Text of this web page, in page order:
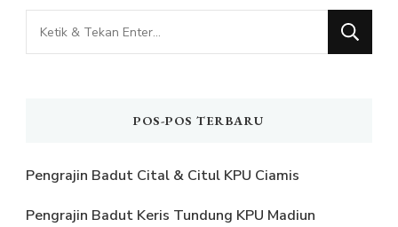
Mencari
Sesuatu?
POS-POS TERBARU
Pengrajin Badut Cital & Citul KPU Ciamis
Pengrajin Badut Keris Tundung KPU Madiun